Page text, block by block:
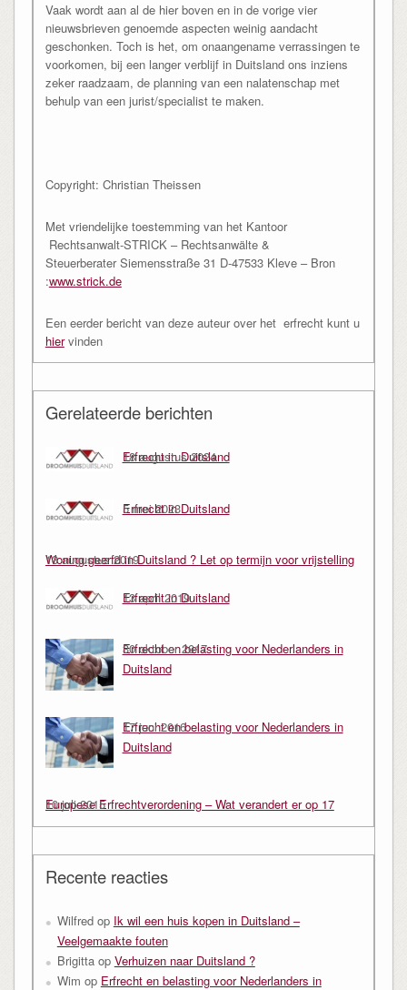
Vaak wordt aan al de hier boven en in de vorige vier
nieuwsbrieven genoemde aspecten weinig aandacht
geschonken. Toch is het, om onaangename verrassingen te
voorkomen, bij een langer verblijf in Duitsland ons inziens
zeker raadzaam, de planning van een nalatenschap met
behulp van een jurist/specialist te maken.
Copyright: Christian Theissen
Met vriendelijke toestemming van het Kantoor
Rechtsanwalt-STRICK – Rechtsanwälte &
Steuerberater Siemensstraße 31 D-47533 Kleve – Bron
:www.strick.de
Een eerder bericht van deze auteur over het erfrecht kunt u
hiervinden
Gerelateerde berichten
Erfrecht in Duitsland
18 augustus 2024
Erfrecht in Duitsland
5 mei 2023
Woning geerfd in Duitsland ? Let op termijn voor vrijstelling
13 augustus 2019
Erfrecht in Duitsland
13 april 2019
Erfrecht en belasting voor Nederlanders in
Duitsland
30 oktober 2017
Erfrecht en belasting voor Nederlanders in
Duitsland
17 juni 2016
Europese Erfrechtverordening – Wat verandert er op 17
augustus 2015
10 juli 2015
Recente reacties
Wilfredop Ik wil een huis kopen in Duitsland –
Veelgemaakte fouten
Brigittaop Verhuizen naar Duitsland ?
Wim op Erfrecht en belasting voor Nederlanders in